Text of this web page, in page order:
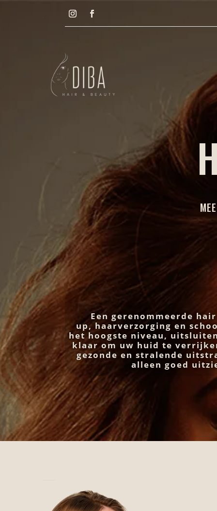
Een gerenommeerde
up, haarverzorging en
het hoogste niveau,
klaar om uw huid te
gezonde en stralende
alleen goed